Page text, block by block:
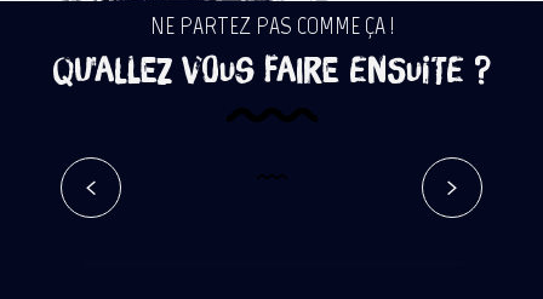
NE PARTEZ PAS COMME ÇA !
Qu'allez vous faire ensuite ?
Yoga dans les tunnels de lave du